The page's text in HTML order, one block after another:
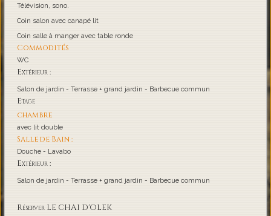
Télévision, sono.
Coin salon avec canapé lit
Coin salle à manger avec table ronde
Commodités
WC
Extérieur :
Salon de jardin - Terrasse + grand jardin - Barbecue commun
Etage
chambre
avec lit double
Salle de Bain :
Douche - Lavabo
Extérieur :
Salon de jardin - Terrasse + grand jardin - Barbecue commun
Réserver LE CHAI D'OLEK